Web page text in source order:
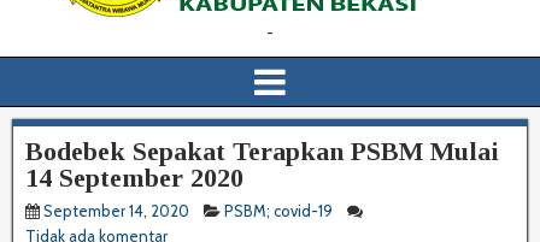
-
Bodebek Sepakat Terapkan PSBM Mulai
14 September 2020
September 14, 2020
PSBM; covid-19
Tidak ada komentar